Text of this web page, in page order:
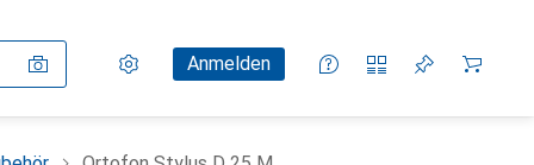
Einstellungen
KundenkontoAnmelden
Vergleichslisten
Merklisten
Warenkorb